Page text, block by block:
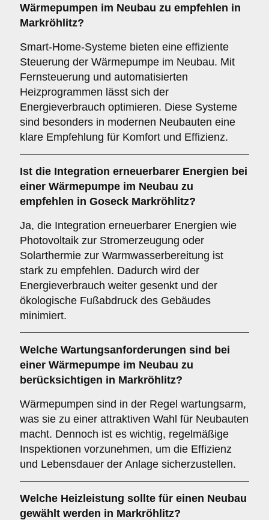
Wärmepumpen im Neubau zu empfehlen in
Markröhlitz?
Smart-Home-Systeme bieten eine effiziente
Steuerung der Wärmepumpe im Neubau. Mit
Fernsteuerung und automatisierten
Heizprogrammen lässt sich der
Energieverbrauch optimieren. Diese Systeme
sind besonders in modernen Neubauten eine
klare Empfehlung für Komfort und Effizienz.
Ist die Integration erneuerbarer Energien bei
einer Wärmepumpe im Neubau zu
empfehlen in Goseck Markröhlitz?
Ja, die Integration erneuerbarer Energien wie
Photovoltaik zur Stromerzeugung oder
Solarthermie zur Warmwasserbereitung ist
stark zu empfehlen. Dadurch wird der
Energieverbrauch weiter gesenkt und der
ökologische Fußabdruck des Gebäudes
minimiert.
Welche Wartungsanforderungen sind bei
einer Wärmepumpe im Neubau zu
berücksichtigen in Markröhlitz?
Wärmepumpen sind in der Regel wartungsarm,
was sie zu einer attraktiven Wahl für Neubauten
macht. Dennoch ist es wichtig, regelmäßige
Inspektionen vorzunehmen, um die Effizienz
und Lebensdauer der Anlage sicherzustellen.
Welche Heizleistung sollte für einen Neubau
gewählt werden in Markröhlitz?